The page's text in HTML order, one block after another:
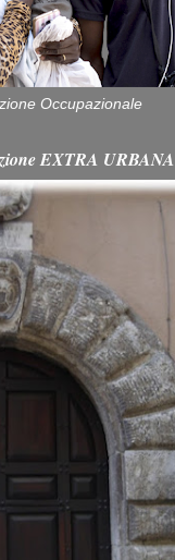
Occupazionale
EXTRA URBANA